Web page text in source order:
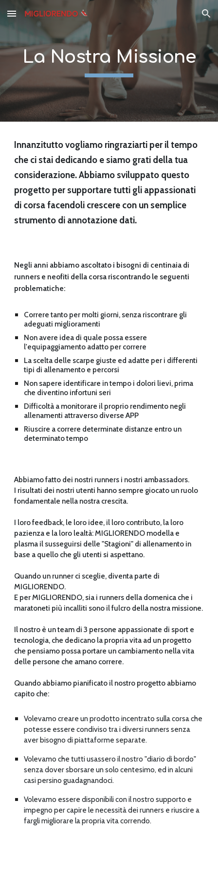
Skip to main content Skip to navigation
La Nostra Missione
Innanzitutto vogliamo ringraziarti per il tempo
che ci stai dedicando e siamo grati della tua
considerazione. Abbiamo sviluppato questo
progetto per supportare tutti gli appassionati
di corsa facendoli crescere con un semplice
strumento di annotazione dati.
Negli anni abbiamo ascoltato i bisogni di centinaia di
runners e neofiti della corsa riscontrando le seguenti
problematiche:
Correre tanto per molti giorni, senza riscontrare gli
adeguati miglioramenti
Non avere idea di quale possa essere
l'equipaggiamento adatto per correre
La scelta delle scarpe giuste ed adatte per i differenti
tipi di allenamento e percorsi
Non sapere identificare in tempo i dolori lievi, prima
che diventino infortuni seri
Difficoltà a monitorare il proprio rendimento negli
allenamenti attraverso diverse APP
Riuscire a correre determinate distanze entro un
determinato tempo
Abbiamo fatto dei nostri runners i nostri ambassadors.
I risultati dei nostri utenti hanno sempre giocato un ruolo
fondamentale nella nostra crescita.
I loro feedback, le loro idee, il loro contributo, la loro
pazienza e la loro lealtà: MIGLIORENDO modella e
plasma il susseguirsi delle "Stagioni" di allenamento in
base a quello che gli utenti si aspettano.
Quando un runner ci sceglie, diventa parte di
MIGLIORENDO.
E per MIGLIORENDO, sia i runners della domenica che i
maratoneti più incalliti sono il fulcro della nostra missione.
Il nostro è un team di 3 persone appassionate di sport e
tecnologia, che dedicano la propria vita ad un progetto
che pensiamo possa portare un cambiamento nella vita
delle persone che amano correre.
Quando abbiamo pianificato il nostro progetto abbiamo
capito che:
Volevamo creare un prodotto incentrato sulla corsa che
potesse essere condiviso tra i diversi runners senza
aver bisogno di piattaforme separate.
Volevamo che tutti usassero il nostro "diario di bordo"
senza dover sborsare un solo centesimo, ed in alcuni
casi persino guadagnandoci.
Volevamo essere disponibili con il nostro supporto e
impegno per capire le necessità dei runners e riuscire a
fargli migliorare la propria vita correndo.